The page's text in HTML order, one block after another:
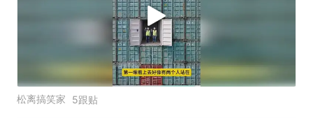
松离搞笑家 5跟贴